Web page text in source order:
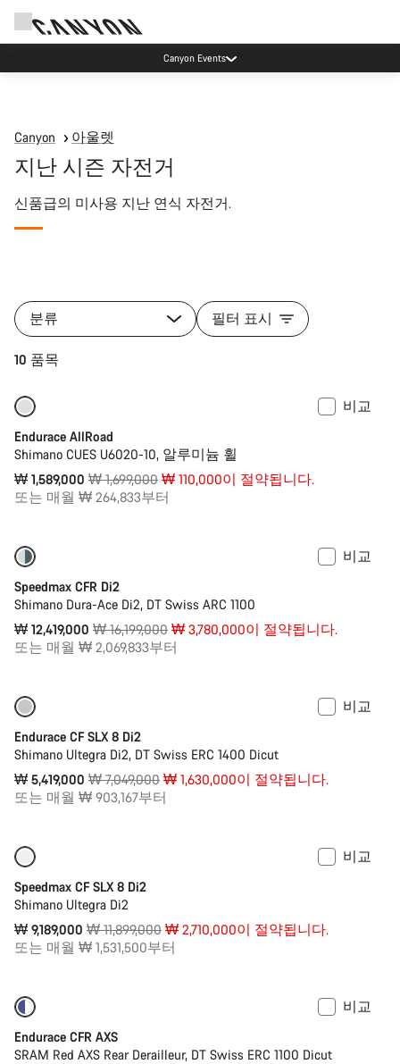
Canyon Events
Canyon 아울렛
지난 시즌 자전거
신품급의 미사용 지난 연식 자전거.
분류 필터 표시
10 품목
비교
Endurace AllRoad
Shimano CUES U6020-10, 알루미늄 휠
₩ 1,589,000 원
가
₩ 1,699,000 ₩ 110,000이 절약됩니다.
또는 매월 ₩ 264,833부터
비교
Speedmax CFR Di2
Shimano Dura-Ace Di2, DT Swiss ARC 1100
₩ 12,419,000 원
가
₩ 16,199,000 ₩ 3,780,000이 절약됩니다.
또는 매월 ₩ 2,069,833부터
비교
Endurace CF SLX 8 Di2
Shimano Ultegra Di2, DT Swiss ERC 1400 Dicut
₩ 5,419,000 원
가
₩ 7,049,000 ₩ 1,630,000이 절약됩니다.
또는 매월 ₩ 903,167부터
비교
Speedmax CF SLX 8 Di2
Shimano Ultegra Di2
₩ 9,189,000 원
가
₩ 11,899,000 ₩ 2,710,000이 절약됩니다.
또는 매월 ₩ 1,531,500부터
비교
Endurace CFR AXS
SRAM Red AXS Rear Derailleur, DT Swiss ERC 1100 Dicut